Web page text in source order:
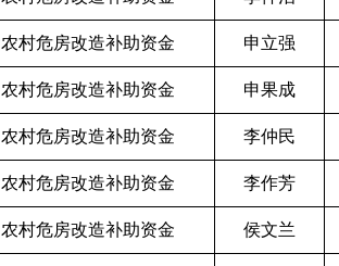
农村危房改造补助资金 申立强
农村危房改造补助资金 申果成
农村危房改造补助资金 李仲民
农村危房改造补助资金 李作芳
农村危房改造补助资金 侯文兰